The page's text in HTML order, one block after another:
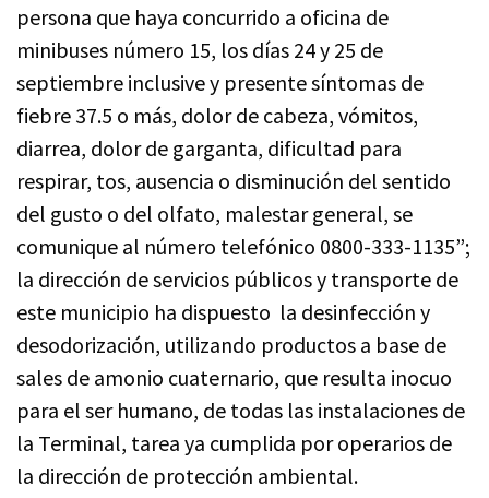
persona que haya concurrido a oficina de
minibuses número 15, los días 24 y 25 de
septiembre inclusive y presente síntomas de
fiebre 37.5 o más, dolor de cabeza, vómitos,
diarrea, dolor de garganta, dificultad para
respirar, tos, ausencia o disminución del sentido
del gusto o del olfato, malestar general, se
comunique al número telefónico 0800-333-1135”;
la dirección de servicios públicos y transporte de
este municipio ha dispuesto la desinfección y
desodorización, utilizando productos a base de
sales de amonio cuaternario, que resulta inocuo
para el ser humano, de todas las instalaciones de
la Terminal, tarea ya cumplida por operarios de
la dirección de protección ambiental.